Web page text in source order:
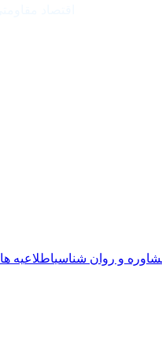
و روان شناسیاطلاعیه ها